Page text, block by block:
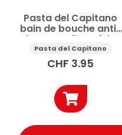
Pasta del Capitano
bain de bouche anti-
plaque antibactérien
menthe 400ml
Pasta del Capitano
CHF 3.95